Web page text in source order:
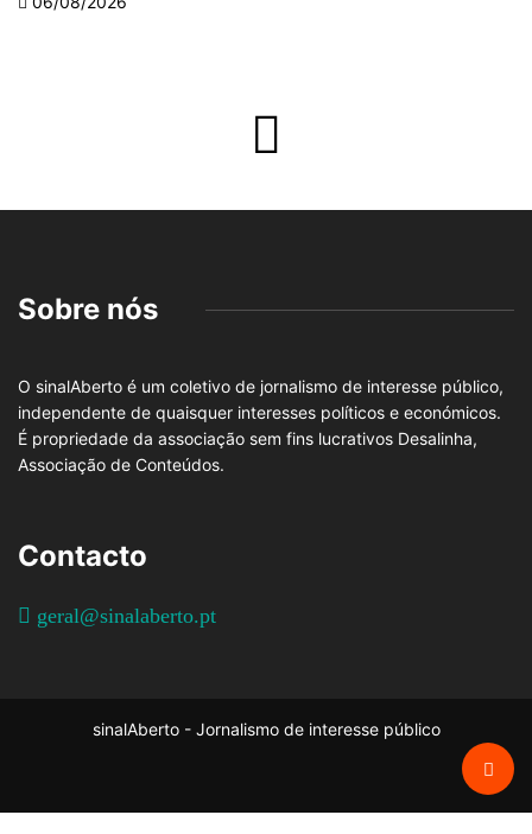
Sobre nós
O sinalAberto é um coletivo de jornalismo de interesse público,
independente de quaisquer interesses políticos e económicos.
É propriedade da associação sem fins lucrativos Desalinha,
Associação de Conteúdos.
Contacto
geral@sinalaberto.pt
sinalAberto - Jornalismo de interesse público